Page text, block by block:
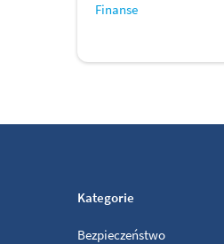
Finanse
Kategorie
Bezpieczeństwo